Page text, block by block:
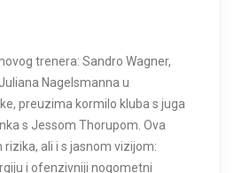
trenera: Sandro Wagner,
Nagelsmanna u
preuzima kormilo kluba s juga
s Jessom Thorupom. Ova
ali i s jasnom vizijom:
i ofenzivniji nogometni